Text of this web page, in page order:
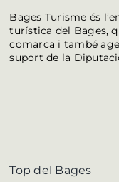
Bages Turisme és
turística del Bages,
comarca i també
suport de la
Top del Bages